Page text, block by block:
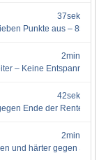
37sek
Punkte aus – 85
2min
– Keine Entspannung
42sek
Ende der Rente mit
2min
und härter gegen